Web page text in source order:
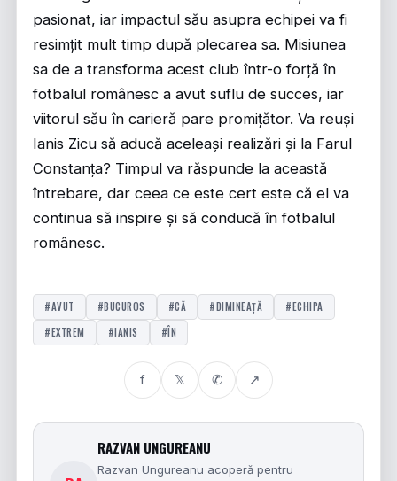
pasionat, iar impactul său asupra echipei va fi
resimțit mult timp după plecarea sa. Misiunea
sa de a transforma acest club într-o forță în
fotbalul românesc a avut suflu de succes, iar
viitorul său în carieră pare promițător. Va reuși
Ianis Zicu să aducă aceleași realizări și la Farul
Constanța? Timpul va răspunde la această
întrebare, dar ceea ce este cert este că el va
continua să inspire și să conducă în fotbalul
românesc.
#AVUT #BUCUROS #CĂ #DIMINEAȚĂ
#ECHIPA
#EXTREM
#IANIS #ÎN
f 𝕏 ✆ ↗
RAZVAN UNGUREANU
Razvan Ungureanu acoperă pentru